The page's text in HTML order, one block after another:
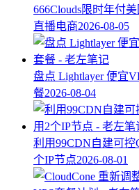
666Clouds限时年付
直播电商2026-08-05
盘点 Lightlayer 便宜
餐2026-08-04
利用99CDN自建可
个IP节点2026-08-01